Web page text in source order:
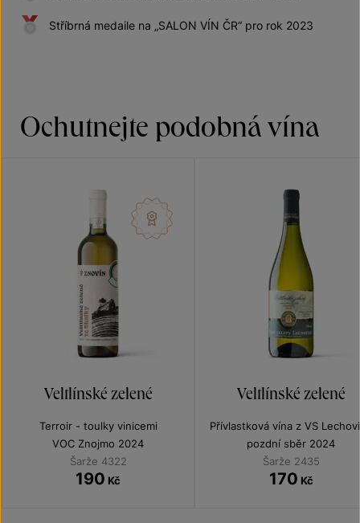
Stříbrná medaile na „SALON VÍN ČR“ pro rok 2023
Ochutnejte podobná vína
Veltlínské zelené
Terroir - toulky vinicemi
VOC Znojmo 2024
Šarže 4322
190 Kč
Veltlínské zelené
Přívlastková vína z VS
pozdní sběr 2024
Šarže 2435
170 Kč